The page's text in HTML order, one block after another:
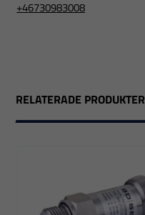
+46730983008
RELATERADE PRODUKTER